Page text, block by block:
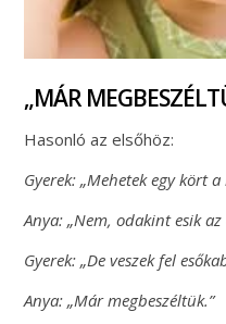
„MÁR
Hasonló az elsőhöz:
Gyerek: „Mehetek egy kört
Anya: „Nem, odakint esik az
Gyerek: „De veszek fel
Anya: „Már megbeszéltük.”